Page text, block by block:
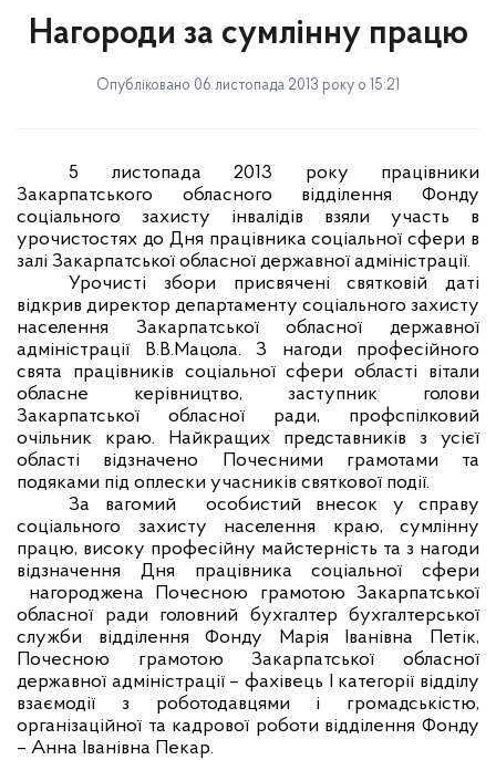
Нагороди за сумлінну працю
Опубліковано 06 листопада 2013 року о 15:21
5 листопада 2013 року працівники
Закарпатського обласного відділення Фонду
соціального захисту інвалідів взяли участь в
урочистостях до Дня працівника соціальної сфери в
залі Закарпатської обласної державної адміністрації.
Урочисті збори присвячені святковій даті
відкрив директор департаменту соціального захисту
населення Закарпатської обласної державної
адміністрації В.В.Мацола. З нагоди професійного
свята працівників соціальної сфери області вітали
обласне керівництво, заступник голови
Закарпатської обласної ради, профспілковий
очільник краю. Найкращих представників з усієї
області відзначено Почесними грамотами та
подяками під оплески учасників святкової події.
За вагомий
особистий внесок у справу
соціального захисту населення краю, сумлінну
працю, високу професійну майстерність та з нагоди
відзначення Дня працівника соціальної сфери
нагороджена Почесною грамотою Закарпатської
обласної ради головний бухгалтер бухгалтерської
служби відділення Фонду Марія Іванівна Петік,
Почесною грамотою Закарпатської обласної
державної адміністрації – фахівець І категорії відділу
взаємодії з роботодавцями і громадськістю,
організаційної та кадрової роботи відділення Фонду
– Анна Іванівна Пекар.